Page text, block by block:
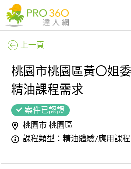
上一頁
桃園市桃園區黃〇姐
精油課程需求
案件已認證
桃園市 桃園區
課程類型：精油體驗/應用課程